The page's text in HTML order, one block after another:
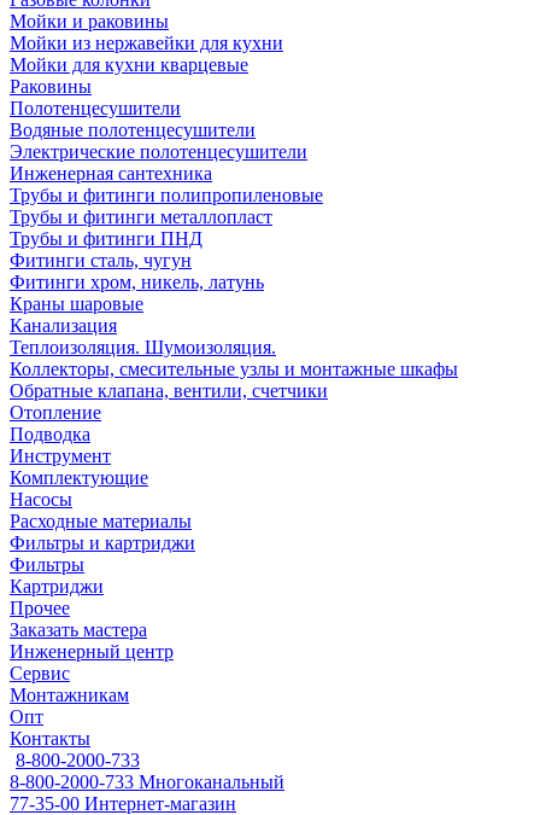
Мойки и раковины
Мойки из нержавейки для кухни
Мойки для кухни кварцевые
Раковины
Полотенцесушители
Водяные полотенцесушители
Электрические полотенцесушители
Инженерная сантехника
Трубы и фитинги полипропиленовые
Трубы и фитинги металлопласт
Трубы и фитинги ПНД
Фитинги сталь, чугун
Фитинги хром, никель, латунь
Краны шаровые
Канализация
Теплоизоляция. Шумоизоляция.
Коллекторы, смесительные узлы и монтажные шкафы
Обратные клапана, вентили, счетчики
Отопление
Подводка
Инструмент
Комплектующие
Насосы
Расходные материалы
Фильтры и картриджи
Фильтры
Картриджи
Прочее
Заказать мастера
Инженерный центр
Сервис
Монтажникам
Опт
Контакты
8-800-2000-733
8-800-2000-733 Многоканальный
77-35-00 Интернет-магазин